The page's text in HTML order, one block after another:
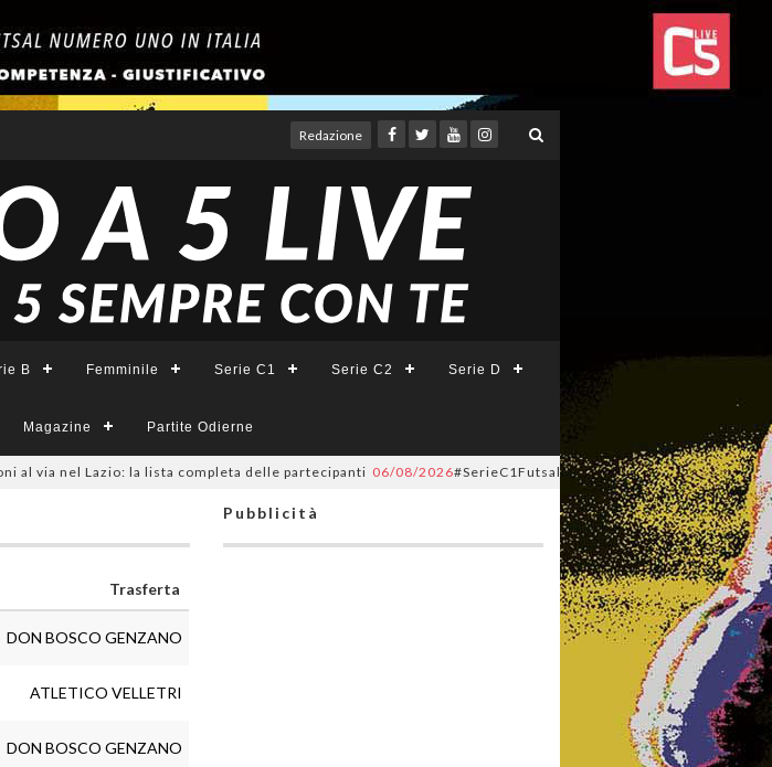
Redazione
B Femminile Serie C1 Serie C2 Serie D
Magazine Partite Odierne
nel Lazio: la lista completa delle partecipanti 06/08/2026#SerieC1Futsal, nel Lazio si passa da 28 a 32
Trasferta
DON BOSCO GENZANO
ATLETICO VELLETRI
DON BOSCO GENZANO
Pubblicità